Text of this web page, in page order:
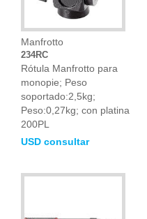
Manfrotto
234RC
Rótula Manfrotto para
monopie; Peso
soportado:2,5kg;
Peso:0,27kg; con platina
200PL
USD consultar